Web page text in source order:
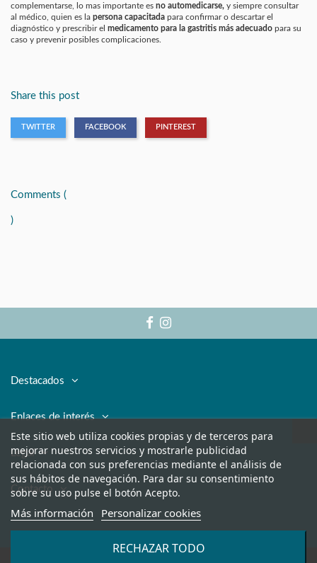
complementarse , lo mas importante es no automedicarse, y siempre consultar
al médico, quien es la persona capacitada para confirmar o descartar el
diagnóstico y prescribir el medicamento para la gastritis más adecuado para su
caso y prevenir posibles complicaciones.
Share this post
TWITTER FACEBOOK PINTEREST
Comments (
)
Destacados
Enlaces de interés
Legal
Contacto
Este sitio web utiliza cookies propias y de terceros para
mejorar nuestros servicios y mostrarle publicidad
relacionada con sus preferencias mediante el análisis de
sus hábitos de navegación. Para dar su consentimiento
sobre su uso pulse el botón Acepto.
Más información Personalizar cookies
RECHAZAR TODO